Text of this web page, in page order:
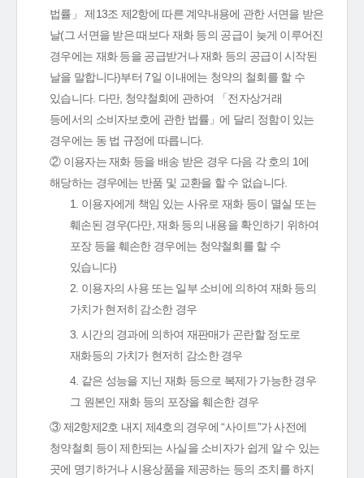
법률」 제13조 제2항에 따른 계약내용에 관한 서면을 받은
날(그 서면을 받은 때보다 재화 등의 공급이 늦게 이루어진
경우에는 재화 등을 공급받거나 재화 등의 공급이 시작된
날을 말합니다)부터 7일 이내에는 청약의 철회를 할 수
있습니다. 다만, 청약철회에 관하여 「전자상거래
등에서의 소비자보호에 관한 법률」에 달리 정함이 있는
경우에는 동 법 규정에 따릅니다.
② 이용자는 재화 등을 배송 받은 경우 다음 각 호의 1에
해당하는 경우에는 반품 및 교환을 할 수 없습니다.
1. 이용자에게 책임 있는 사유로 재화 등이 멸실 또는
훼손된 경우(다만, 재화 등의 내용을 확인하기 위하여
포장 등을 훼손한 경우에는 청약철회를 할 수
있습니다)
2. 이용자의 사용 또는 일부 소비에 의하여 재화 등의
가치가 현저히 감소한 경우
3. 시간의 경과에 의하여 재판매가 곤란할 정도로
재화등의 가치가 현저히 감소한 경우
4. 같은 성능을 지닌 재화 등으로 복제가 가능한 경우
그 원본인 재화 등의 포장을 훼손한 경우
③ 제2항제2호 내지 제4호의 경우에 “사이트”가 사전에
청약철회 등이 제한되는 사실을 소비자가 쉽게 알 수 있는
곳에 명기하거나 시용상품을 제공하는 등의 조치를 하지